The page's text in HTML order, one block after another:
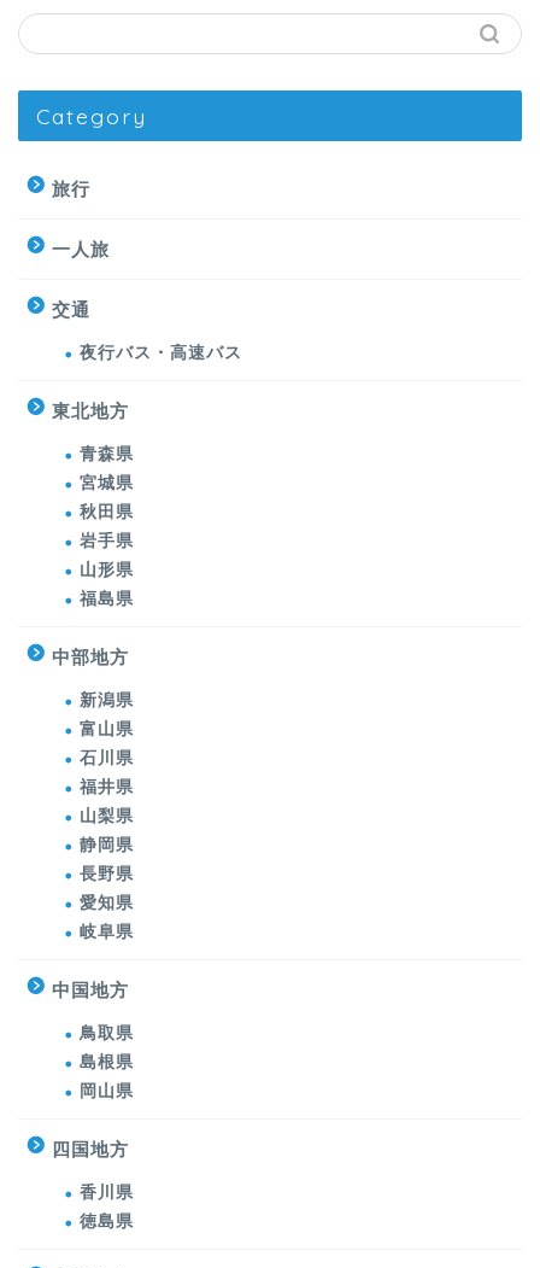
Category
旅行
一人旅
交通
夜行バス・高速バス
東北地方
青森県
宮城県
秋田県
岩手県
山形県
福島県
中部地方
新潟県
富山県
石川県
福井県
山梨県
静岡県
長野県
愛知県
岐阜県
中国地方
鳥取県
島根県
岡山県
四国地方
香川県
徳島県